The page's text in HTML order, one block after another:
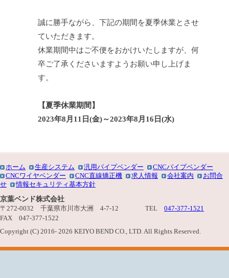
誠に勝手ながら、下記の期間を夏季休業とさせ
ていただきます。
休業期間中はご不便をおかけいたしますが、何
卒ご了承くださいますようお願い申し上げま
す。
【夏季休業期間】
2023年8月11日(金)～2023年8月16日(水)
ホーム 生産システム 汎用パイプベンダー
CNCパイプベンダー
CNCワイヤベンダー
CNC直線矯正機 求人情報 会社案内
お問合
せ
情報セキュリティ基本方針
京葉ベンド株式会社
〒272-0032 千葉県市川市大洲 4-7-12 TEL 047-377-1521
FAX 047-377-1522
Copyright (C) 2016- 2026 KEIYO BEND CO., LTD. All Rights Reserved.